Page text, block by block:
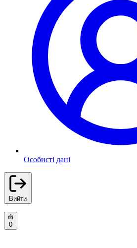
Особисті дані
Вийти
0